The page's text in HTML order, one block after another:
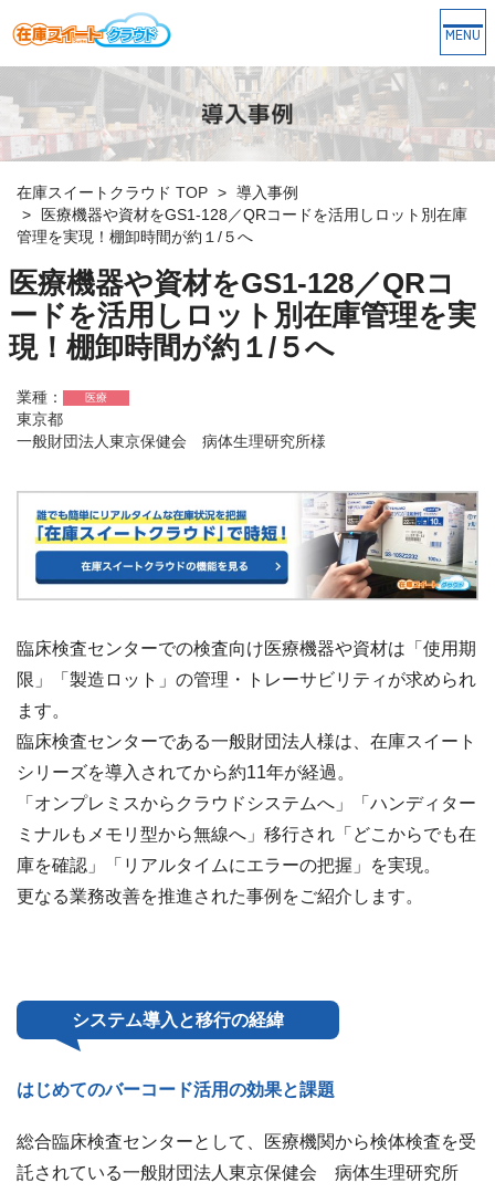
在庫スイートクラウド TOP
導入事例
医療機器や資材をGS1-128／QRコードを活用しロット別在庫
管理を実現！棚卸時間が約１/５へ
医療機器や資材をGS1-128／QRコ
ードを活用しロット別在庫管理を実
現！棚卸時間が約１/５へ
業種： 医療
東京都
一般財団法人東京保健会 病体生理研究所様
臨床検査センターでの検査向け医療機器や資材は「使用期
限」「製造ロット」の管理・トレーサビリティが求められ
ます。
臨床検査センターである一般財団法人様は、在庫スイート
シリーズを導入されてから約11年が経過。
「オンプレミスからクラウドシステムへ」「ハンディター
ミナルもメモリ型から無線へ」移行され「どこからでも在
庫を確認」「リアルタイムにエラーの把握」を実現。
更なる業務改善を推進された事例をご紹介します。
システム導入と移行の経緯
はじめてのバーコード活用の効果と課題
総合臨床検査センターとして、医療機関から検体検査を受
託されている一般財団法人東京保健会 病体生理研究所